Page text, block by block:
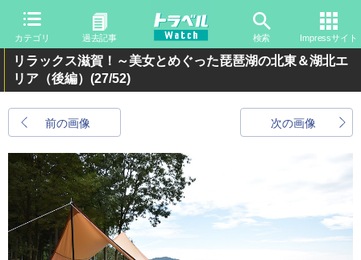
カテゴリ 過去記事 検索 Impressサイト
リラックス滋賀！～美女とめぐった琵琶湖の北東＆湖北エ
リア（後編） (27/52)
前の画像 次の画像